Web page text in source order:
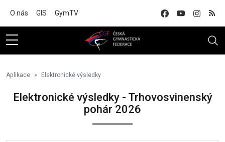
O nás GIS GymTV
Aplikace Elektronické výsledky
Elektronické výsledky - Trhovosvinenský
pohár 2026